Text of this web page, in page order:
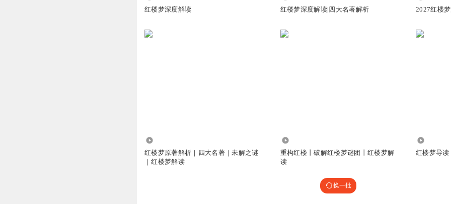
红楼梦深度解读 红楼梦深度解读|四大名著解析 2027红楼
红楼梦原著解析｜四大名著｜未解之谜
｜红楼梦解读
重构红楼丨破解红楼梦谜团丨红楼梦解
读
红楼梦导
换一批